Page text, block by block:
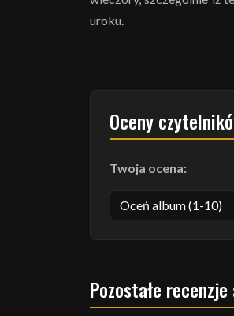
uroku.
Oceny
Twoja ocena:
Pozostałe